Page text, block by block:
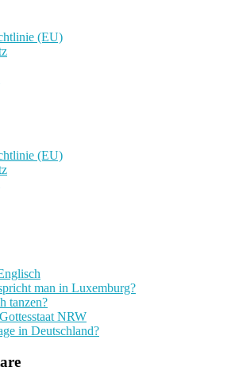
(EU)
(EU)
man in Luxemburg?
tanzen?
NRW
in Deutschland?